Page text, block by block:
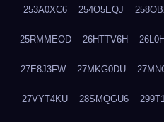
253A0XC6 254O5EQJ
25RMMEOD 26HTTV6H
27E8J3FW 27MKG0DU
27VYT4KU 28SMQGU6